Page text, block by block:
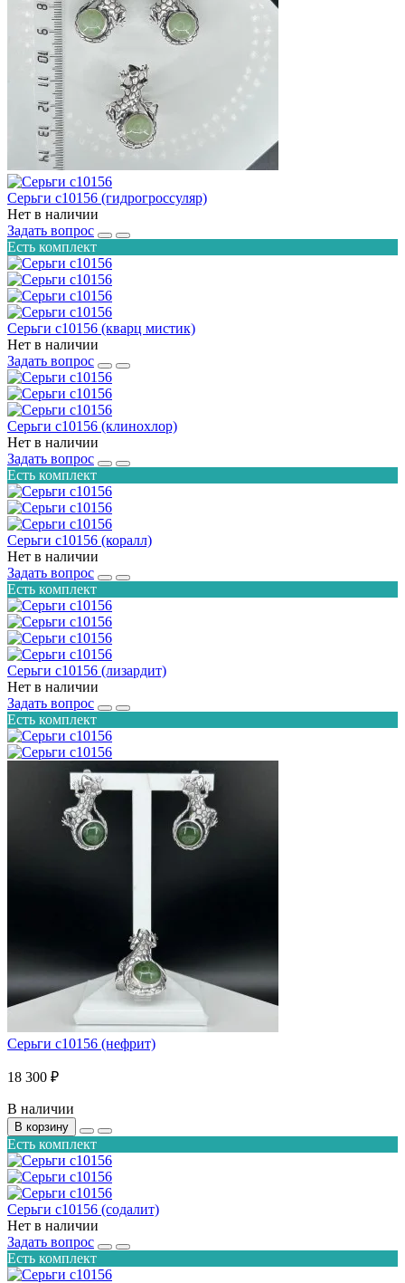
Серьги с10156 (гидрогроссуляр)
Нет в наличии
Задать вопрос
Есть комплект
Серьги с10156 (кварц мистик)
Нет в наличии
Задать вопрос
Серьги с10156 (клинохлор)
Нет в наличии
Задать вопрос
Есть комплект
Серьги с10156 (коралл)
Нет в наличии
Задать вопрос
Есть комплект
Серьги с10156 (лизардит)
Нет в наличии
Задать вопрос
Есть комплект
Серьги с10156 (нефрит)
18 300 ₽
В наличии
В корзину
Есть комплект
Серьги с10156 (содалит)
Нет в наличии
Задать вопрос
Есть комплект